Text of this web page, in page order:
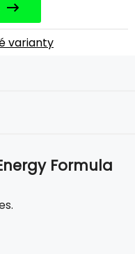
varianty
Formula